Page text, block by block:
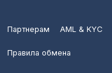
Партнерам AML & KYC
Правила обмена